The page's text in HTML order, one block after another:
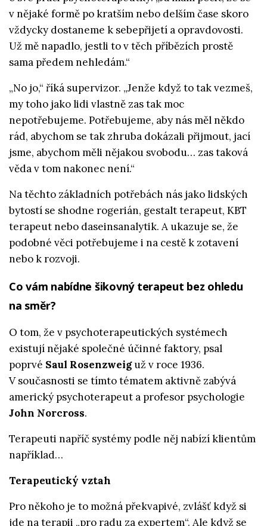
v nějaké formě po kratším nebo delším čase skoro
vždycky dostaneme k sebepřijetí a opravdovosti.
Už mě napadlo, jestli to v těch příbězích prostě
sama předem nehledám.“
„No jo,“ říká supervizor. „Jenže když to tak vezmeš,
my toho jako lidi vlastně zas tak moc
nepotřebujeme. Potřebujeme, aby nás měl někdo
rád, abychom se tak zhruba dokázali přijmout, jací
jsme, abychom měli nějakou svobodu… zas taková
věda v tom nakonec není.“
Na těchto základních potřebách nás jako lidských
bytostí se shodne rogerián, gestalt terapeut, KBT
terapeut nebo daseinsanalytik. A ukazuje se, že
podobné věci potřebujeme i na cestě k zotavení
nebo k rozvoji.
Co vám nabídne šikovný terapeut bez ohledu
na směr?
O tom, že v psychoterapeutických systémech
existují nějaké společné účinné faktory, psal
poprvé Saul Rosenzweiguž v roce 1936.
V současnosti se tímto tématem aktivně zabývá
americký psychoterapeut a profesor psychologie
John Norcross.
Terapeuti napříč systémy podle něj nabízí klientům
například…
Terapeutický vztah
Pro někoho je to možná překvapivé, zvlášť když si
jde na terapii „pro radu za expertem“. Ale když se